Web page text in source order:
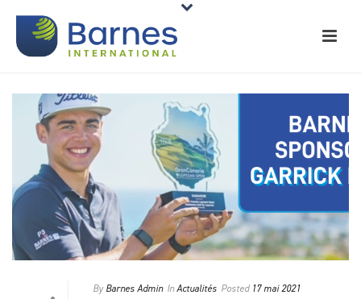
By Barnes Admin InActualités Posted 17 mai 2021